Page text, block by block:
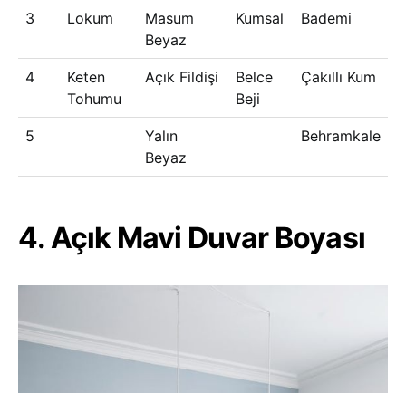
3 Lokum
Masum
Beyaz
Kumsal Bademi
4
Keten
Tohumu
Açık Fildişi
Belce
Beji
Çakıllı Kum
5
Yalın
Beyaz
Behramkale
4. Açık Mavi Duvar Boyası